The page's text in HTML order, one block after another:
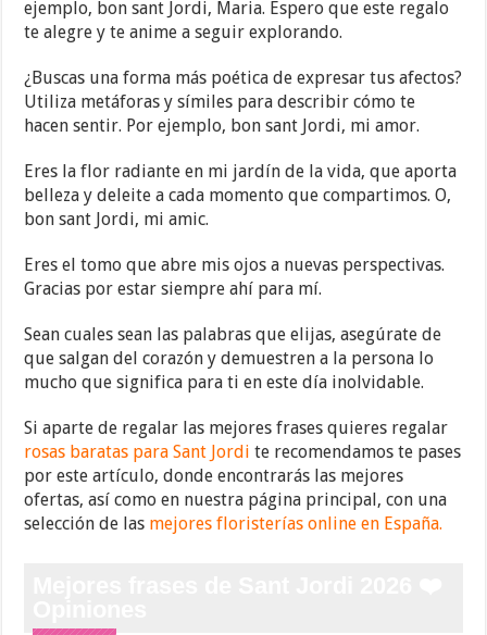
ejemplo, bon sant Jordi, Maria. Espero que este regalo
te alegre y te anime a seguir explorando.
¿Buscas una forma más poética de expresar tus afectos?
Utiliza metáforas y símiles para describir cómo te
hacen sentir. Por ejemplo, bon sant Jordi, mi amor.
Eres la flor radiante en mi jardín de la vida, que aporta
belleza y deleite a cada momento que compartimos. O,
bon sant Jordi, mi amic.
Eres el tomo que abre mis ojos a nuevas perspectivas.
Gracias por estar siempre ahí para mí.
Sean cuales sean las palabras que elijas, asegúrate de
que salgan del corazón y demuestren a la persona lo
mucho que significa para ti en este día inolvidable.
Si aparte de regalar las mejores frases quieres regalar
rosas baratas para Sant Jordi te recomendamos te pases
por este artículo, donde encontrarás las mejores
ofertas, así como en nuestra página principal, con una
selección de las mejores floristerías online en España.